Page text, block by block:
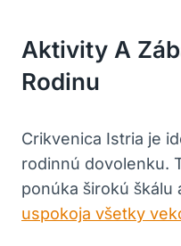
Aktivity A
Rodinu
Crikvenica Istria je
rodinnú dovolenku.
ponúka širokú škálu
uspokoja všetky